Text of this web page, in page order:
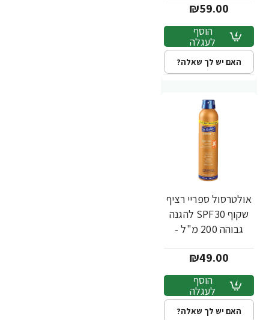
₪59.00
הוסף
לעגלה
האם יש לך שאלה?
אולטרסול ספריי רציף
שקוף SPF30 להגנה
גבוהה 200 מ"ל -
₪49.00
הוסף
לעגלה
האם יש לך שאלה?